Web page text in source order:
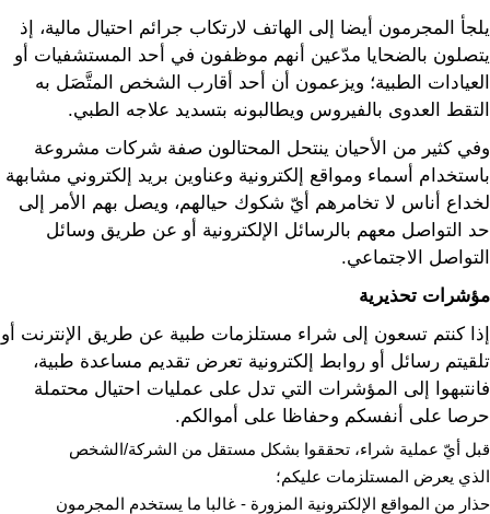
يلجأ المجرمون أيضا إلى الهاتف لارتكاب جرائم احتيال مالية، إذ
يتصلون بالضحايا مدّعين أنهم موظفون في أحد المستشفيات أو
العيادات الطبية؛ ويزعمون أن أحد أقارب الشخص المتَّصَل به
التقط العدوى بالفيروس ويطالبونه بتسديد علاجه الطبي.
وفي كثير من الأحيان ينتحل المحتالون صفة شركات مشروعة
باستخدام أسماء ومواقع إلكترونية وعناوين بريد إلكتروني مشابهة
لخداع أناس لا تخامرهم أيّ شكوك حيالهم، ويصل بهم الأمر إلى
حد التواصل معهم بالرسائل الإلكترونية أو عن طريق وسائل
التواصل الاجتماعي.
مؤشرات تحذيرية
إذا كنتم تسعون إلى شراء مستلزمات طبية عن طريق الإنترنت أو
تلقيتم رسائل أو روابط إلكترونية تعرض تقديم مساعدة طبية،
فانتبهوا إلى المؤشرات التي تدل على عمليات احتيال محتملة
حرصا على أنفسكم وحفاظا على أموالكم.
قبل أيّ عملية شراء، تحققوا بشكل مستقل من الشركة/الشخص
الذي يعرض المستلزمات عليكم؛
حذارِ من المواقع الإلكترونية المزورة - غالبا ما يستخدم المجرمون